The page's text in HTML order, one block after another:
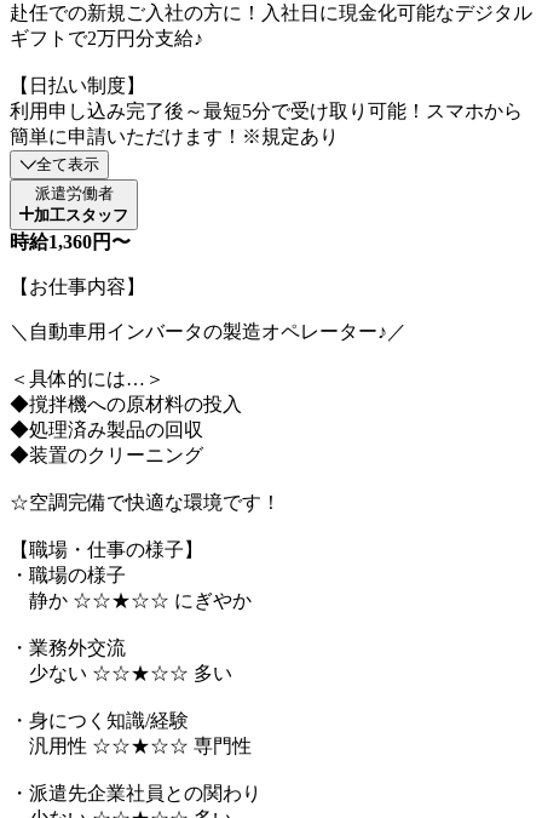
赴任での新規ご入社の方に！入社日に現金化可能なデジタル
ギフトで2万円分支給♪
【日払い制度】
利用申し込み完了後～最短5分で受け取り可能！スマホから
簡単に申請いただけます！※規定あり
全て表示
派遣労働者
加工スタッフ
時給1,360円〜
【お仕事内容】
＼自動車用インバータの製造オペレーター♪／
＜具体的には…＞
◆撹拌機への原材料の投入
◆処理済み製品の回収
◆装置のクリーニング
☆空調完備で快適な環境です！
【職場・仕事の様子】
・職場の様子
静か ☆☆★☆☆ にぎやか
・業務外交流
少ない ☆☆★☆☆ 多い
・身につく知識/経験
汎用性 ☆☆★☆☆ 専門性
・派遣先企業社員との関わり